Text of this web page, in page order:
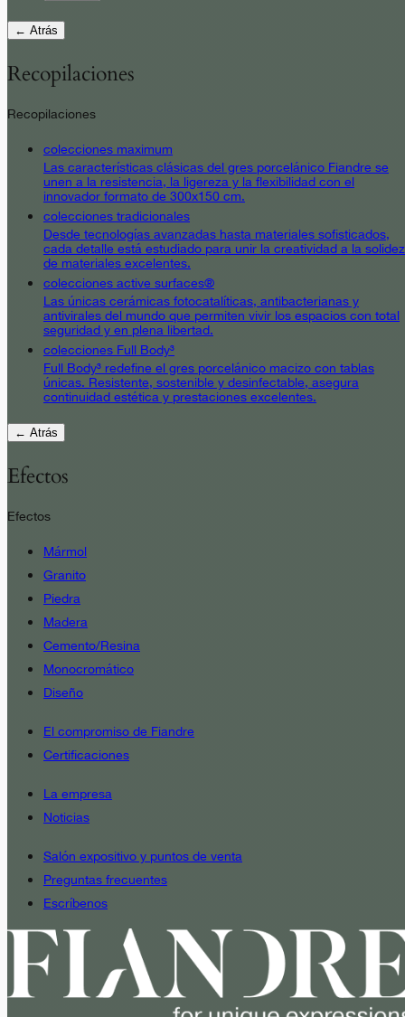
← Atrás
Recopilaciones
Recopilaciones
colecciones maximum
Las características clásicas del gres porcelánico Fiandre se
unen a la resistencia, la ligereza y la flexibilidad con el
innovador formato de 300x150 cm.
colecciones tradicionales
Desde tecnologías avanzadas hasta materiales sofisticados,
cada detalle está estudiado para unir la creatividad a la solidez
de materiales excelentes.
colecciones active surfaces®
Las únicas cerámicas fotocatalíticas, antibacterianas y
antivirales del mundo que permiten vivir los espacios con total
seguridad y en plena libertad.
colecciones Full Body³
Full Body³ redefine el gres porcelánico macizo con tablas
únicas. Resistente, sostenible y desinfectable, asegura
continuidad estética y prestaciones excelentes.
← Atrás
Efectos
Efectos
Mármol
Granito
Piedra
Madera
Cemento/Resina
Monocromático
Diseño
El compromiso de Fiandre
Certificaciones
La empresa
Noticias
Salón expositivo y puntos de venta
Preguntas frecuentes
Escríbenos